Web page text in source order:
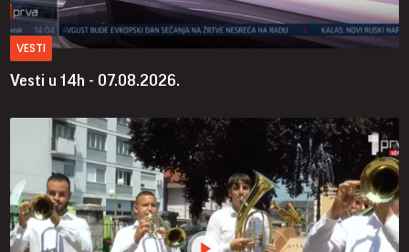
VESTI
Vesti u 14h - 07.08.2026.